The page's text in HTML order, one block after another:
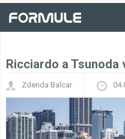
Ricciardo a Tsunoda
Zdenda Balcar